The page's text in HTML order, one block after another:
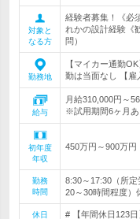
対象と
なる方
経験者募集！《必
れかの設計経験《
問）
勤務地
【マイカー通勤
勤は当面なし 【雇
給与
月給310,000円～
※試用期間6ヶ月あ
初年度
年収
450万円～900万円
勤務
時間
8:30～17:30（所
20～30時間程度）
休日
# 【年間休日123